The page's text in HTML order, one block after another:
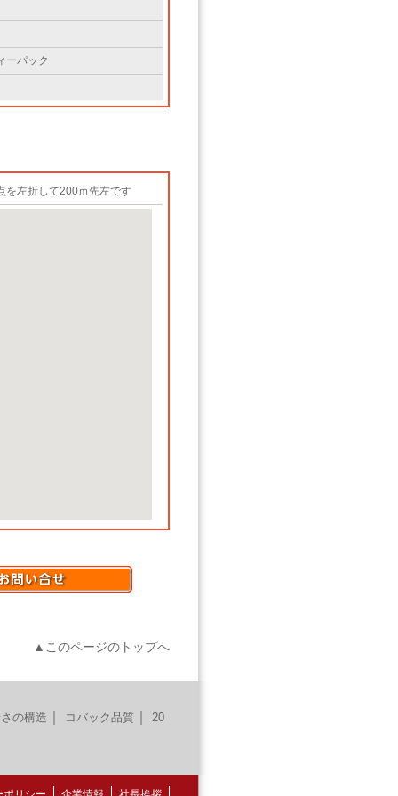
ーパック
を左折して200ｍ先左です
▲このページのトップへ
の構造 コバック品質 20